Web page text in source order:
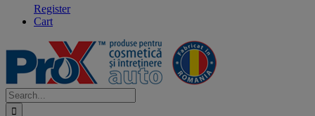
Register
Cart
Search
for: